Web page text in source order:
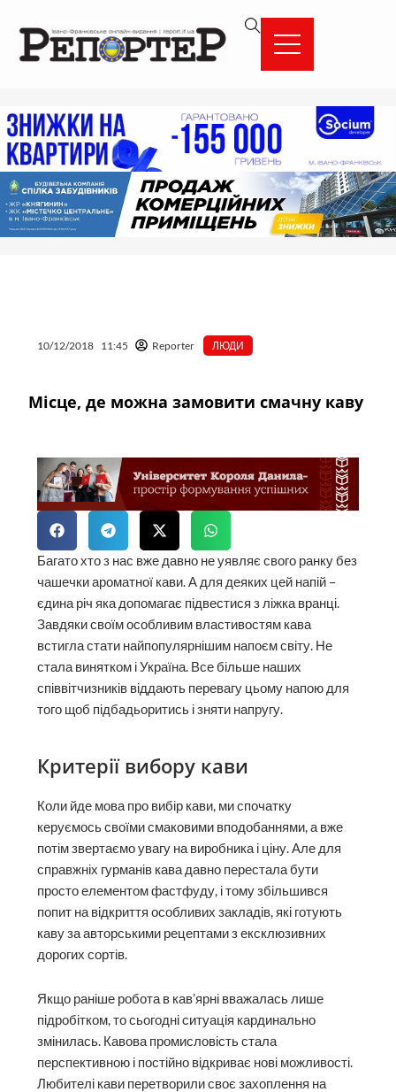
вмісту
10/12/2018 11:45 Reporter ЛЮДИ
Місце, де можна замовити смачну каву
Багато хто з нас вже давно не уявляє свого ранку без
чашечки ароматної кави. А для деяких цей напій –
єдина річ яка допомагає підвестися з ліжка вранці.
Завдяки своїм особливим властивостям кава
встигла стати найпопулярнішим напоєм світу. Не
стала винятком і Україна. Все більше наших
співвітчизників віддають перевагу цьому напою для
того щоб підбадьоритись і зняти напругу.
Критерії вибору кави
Коли йде мова про вибір кави, ми спочатку
керуємось своїми смаковими вподобаннями, а вже
потім звертаємо увагу на виробника і ціну. Але для
справжніх гурманів кава давно перестала бути
просто елементом фастфуду, і тому збільшився
попит на відкриття особливих закладів, які готують
каву за авторськими рецептами з ексклюзивних
дорогих сортів.
Якщо раніше робота в кав’ярні вважалась лише
підробітком, то сьогодні ситуація кардинально
змінилась. Кавова промисловість стала
перспективною і постійно відкриває нові можливості.
Любителі кави перетворили своє захоплення на